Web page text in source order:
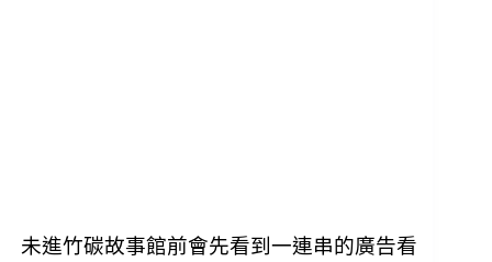
未進竹碳故事館前會先看到一連串的廣告看